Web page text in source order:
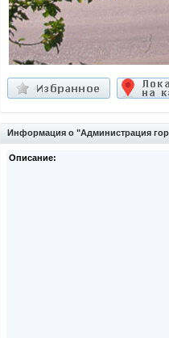
Информация о "Администрация
Описание: